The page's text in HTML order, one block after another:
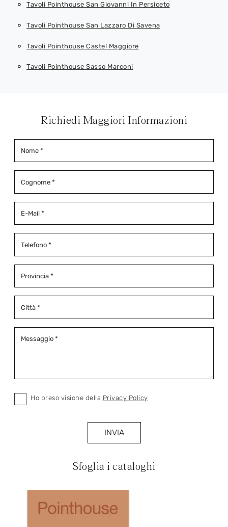
Tavoli Pointhouse San Giovanni In Persiceto
Tavoli Pointhouse San Lazzaro Di Savena
Tavoli Pointhouse Castel Maggiore
Tavoli Pointhouse Sasso Marconi
Sfoglia i cataloghi
Richiedi Maggiori Informazioni
Ho preso visione della Privacy Policy
INVIA